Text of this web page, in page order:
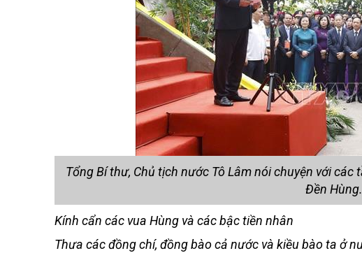
Tổng Bí thư, Chủ tịch nước Tô Lâm nói chuyện với
Đền
Kính cẩn các vua Hùng và các bậc tiền nhân
Thưa các đồng chí, đồng bào cả nước và kiều bào ta ở